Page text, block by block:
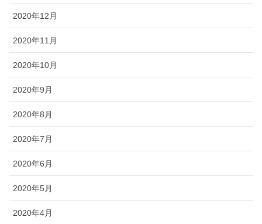
2020年12月
2020年11月
2020年10月
2020年9月
2020年8月
2020年7月
2020年6月
2020年5月
2020年4月